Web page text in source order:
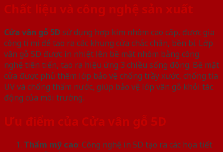
Chất liệu và công nghệ sản xuất
Cửa vân gỗ 5Dsử dụng hợp kim nhôm cao cấp, được gia
công tỉ mỉ để tạo ra các khung cửa chắc chắn, bền bỉ. Lớp
vân gỗ 5D được in nhiệt lên bề mặt nhôm bằng công
nghệ tiên tiến, tạo ra hiệu ứng 3 chiều sống động. Bề mặt
cửa được phủ thêm lớp bảo vệ chống trầy xước, chống tia
UV và chống thấm nước, giúp bảo vệ lớp vân gỗ khỏi tác
động của môi trường.
Ưu điểm của Cửa vân gỗ 5D
Thẩm mỹ cao: Công nghệ in 5D tạo ra các họa tiết